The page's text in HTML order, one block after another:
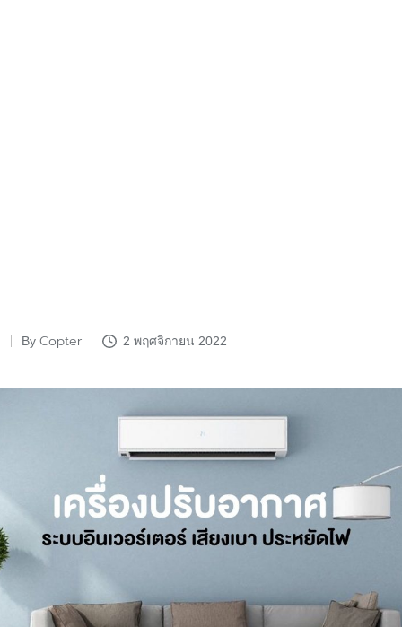
Posted
By Copter 2 พฤศจิกายน 2022